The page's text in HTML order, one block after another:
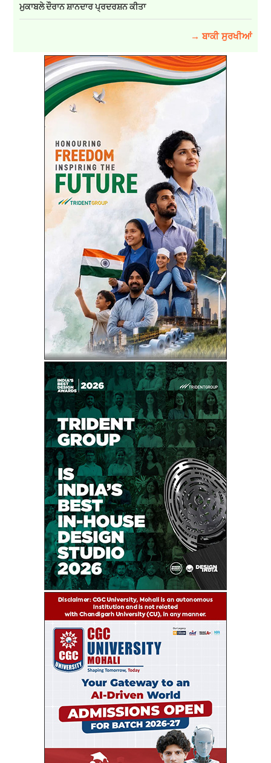
ਮੁਕਾਬਲੇ ਦੌਰਾਨ ਸ਼ਾਨਦਾਰ ਪ੍ਰਦਰਸ਼ਨ ਕੀਤਾ
→ ਬਾਕੀ ਸੁਰਖੀਆਂ